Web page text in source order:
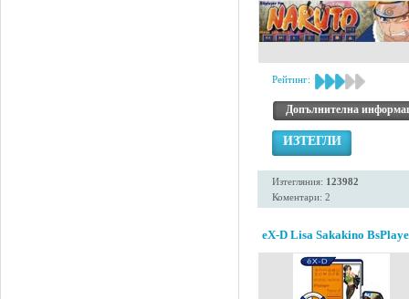
Рейтинг:
Допълнителна
ИЗТЕГЛИ
Изтегляния: 123982
Коментари: 2
eX-D Lisa Sakakino